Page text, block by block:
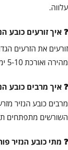
עלווה.
איך זורעים כובע
זורעים את הזרעים
מהירה ואורכת 5-10 ימים בתנאי אור ולחות גבוהה.
איך מרבים כובע
מרבים כובע הנזיר
השורשים מתפתחים תוך 2-4
מתי כובע הנזיר